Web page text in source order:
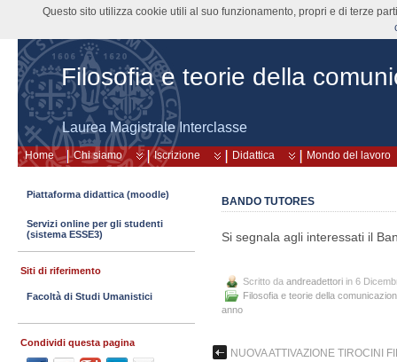
Filosofia e teorie della
Laurea Magistrale Interclasse
Home Chi siamo Iscrizione Didattica Mondo del lavoro
BANDO TUTORES
Si segnala agli interessati il
Scritto da andreadettori in 6
Filosofia e teorie della
anno
NUOVA ATTIVAZIONE TIROCINI
Piattaforma didattica (moodle)
Servizi online per gli studenti
(sistema ESSE3)
Siti di riferimento
Facoltà di Studi Umanistici
Condividi questa pagina
Questo sito utilizza cookie utili al suo funzionamento, propri e di terze